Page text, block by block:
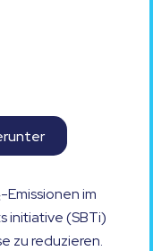
im
initiative (SBTi)
zu reduzieren.